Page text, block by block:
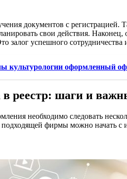
документов с регистрацией.
свои действия.
залог успешного сотрудничества
культурологии оформленный
в реестр: шаги и
необходимо следовать
фирмы можно начать с